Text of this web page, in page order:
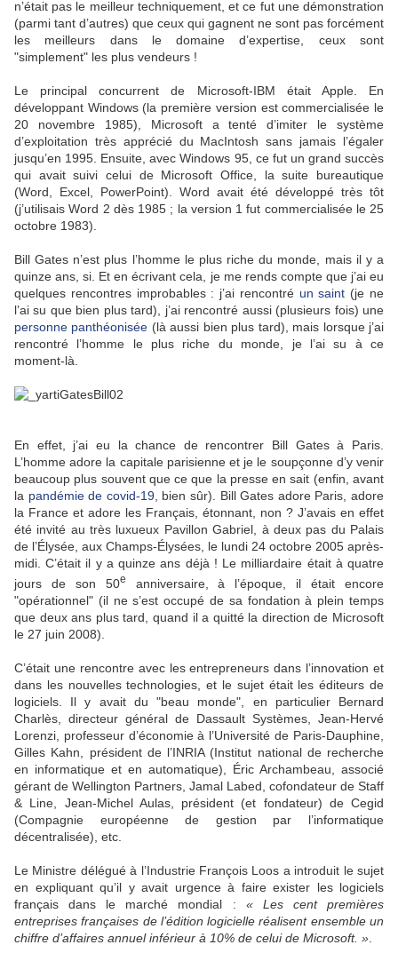
n’était pas le meilleur techniquement, et ce fut une démonstration
(parmi tant d’autres) que ceux qui gagnent ne sont pas forcément
les meilleurs dans le domaine d’expertise, ceux sont
"simplement" les plus vendeurs !
Le principal concurrent de Microsoft-IBM était Apple. En
développant Windows (la première version est commercialisée le
20 novembre 1985), Microsoft a tenté d’imiter le système
d’exploitation très apprécié du MacIntosh sans jamais l’égaler
jusqu’en 1995. Ensuite, avec Windows 95, ce fut un grand succès
qui avait suivi celui de Microsoft Office, la suite bureautique
(Word, Excel, PowerPoint). Word avait été développé très tôt
(j’utilisais Word 2 dès 1985 ; la version 1 fut commercialisée le 25
octobre 1983).
Bill Gates n’est plus l’homme le plus riche du monde, mais il y a
quinze ans, si. Et en écrivant cela, je me rends compte que j’ai eu
quelques rencontres improbables : j’ai rencontré un saint (je ne
l’ai su que bien plus tard), j’ai rencontré aussi (plusieurs fois) une
personne panthéonisée (là aussi bien plus tard), mais lorsque j’ai
rencontré l’homme le plus riche du monde, je l’ai su à ce
moment-là.
En effet, j’ai eu la chance de rencontrer Bill Gates à Paris.
L’homme adore la capitale parisienne et je le soupçonne d’y venir
beaucoup plus souvent que ce que la presse en sait (enfin, avant
la pandémie de covid-19, bien sûr). Bill Gates adore Paris, adore
la France et adore les Français, étonnant, non ? J’avais en effet
été invité au très luxueux Pavillon Gabriel, à deux pas du Palais
de l’Élysée, aux Champs-Élysées, le lundi 24 octobre 2005 après-
midi. C’était il y a quinze ans déjà ! Le milliardaire était à quatre
jours de son 50e
anniversaire, à l’époque, il était encore
"opérationnel" (il ne s’est occupé de sa fondation à plein temps
que deux ans plus tard, quand il a quitté la direction de Microsoft
le 27 juin 2008).
C’était une rencontre avec les entrepreneurs dans l’innovation et
dans les nouvelles technologies, et le sujet était les éditeurs de
logiciels. Il y avait du "beau monde", en particulier Bernard
Charlès, directeur général de Dassault Systèmes, Jean-Hervé
Lorenzi, professeur d’économie à l’Université de Paris-Dauphine,
Gilles Kahn, président de l’INRIA (Institut national de recherche
en informatique et en automatique), Éric Archambeau, associé
gérant de Wellington Partners, Jamal Labed, cofondateur de Staff
& Line, Jean-Michel Aulas, président (et fondateur) de Cegid
(Compagnie européenne de gestion par l’informatique
décentralisée), etc.
Le Ministre délégué à l’Industrie François Loos a introduit le sujet
en expliquant qu’il y avait urgence à faire exister les logiciels
français dans le marché mondial : « Les cent premières
entreprises françaises de l’édition logicielle réalisent ensemble un
chiffre d’affaires annuel inférieur à 10% de celui de Microsoft. »